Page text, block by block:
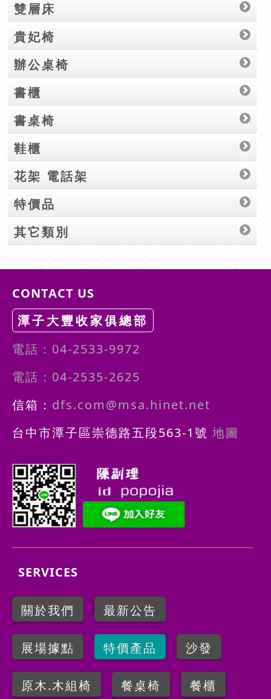
雙層床
貴妃椅
辦公桌椅
書櫃
書桌椅
鞋櫃
花架 電話架
特價品
其它類別
CONTACT US
潭子大豐收家俱總部
電話：04-2533-9972
電話：04-2535-2625
信箱： dfs.com@msa.hinet.net
台中市潭子區崇德路五段563-1號 地圖
SERVICES
關於我們 最新公告
展場據點 特價產品 沙發
原木.木組椅 餐桌椅 餐櫃